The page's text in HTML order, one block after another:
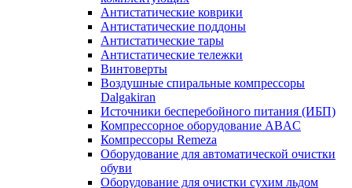
Антистатические коврики
Антистатические поддоны
Антистатические тары
Антистатические тележки
Винтоверты
Воздушные спиральные компрессоры
Dalgakiran
Источники бесперебойного питания (ИБП)
Компрессорное оборудование ABAC
Компрессоры Remeza
Оборудование для автоматической очистки
обуви
Оборудование для очистки сухим льдом